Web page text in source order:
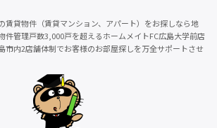
賃貸物件（賃貸マンション、アパート）をお探しなら地
件管理戸数3,000戸を超えるホームメイトFC広島大学前店
市内2店舗体制でお客様のお部屋探しを万全サポートさせ